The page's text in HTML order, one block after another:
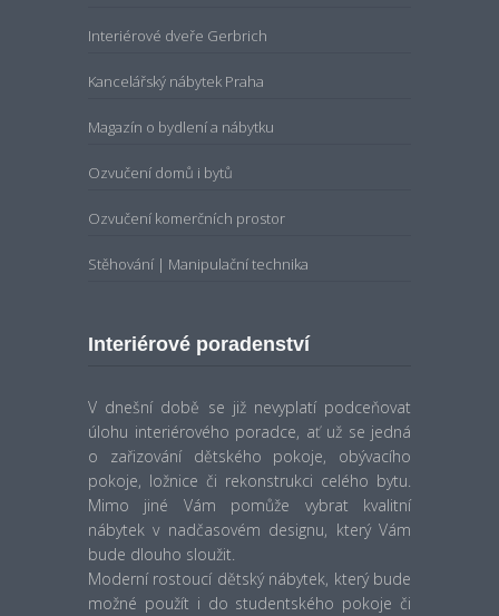
Interiérové dveře Gerbrich
Kancelářský nábytek Praha
Magazín o bydlení a nábytku
Ozvučení domů i bytů
Ozvučení komerčních prostor
Stěhování | Manipulační technika
Interiérové poradenství
V dnešní době se již nevyplatí podceňovat
úlohu interiérového poradce, ať už se jedná
o zařizování dětského pokoje, obývacího
pokoje, ložnice či rekonstrukci celého bytu.
Mimo jiné Vám pomůže vybrat kvalitní
nábytek v nadčasovém designu, který Vám
bude dlouho sloužit.
Moderní rostoucí dětský nábytek, který bude
možné použít i do studentského pokoje či